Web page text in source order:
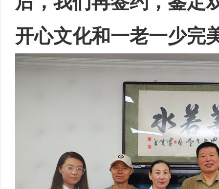
开心文化和一老一少完